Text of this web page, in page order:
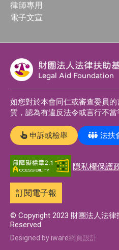
律師專用
電子文宣
財團法人法律扶助
Legal Aid Foundation
如您對於本會同仁或審查委員
質，認為有違反法令或言行不
申訴或檢舉 法扶
隱私權保護
訂閱電子報
© Copyright 2023 財團法人法律
Reserved
Designed by iware網頁設計